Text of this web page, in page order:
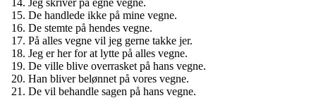
De handlede ikke på mine vegne.
De stemte på hendes vegne.
På alles vegne vil jeg gerne takke jer.
Jeg er her for at lytte på alles vegne.
De ville blive overrasket på hans vegne.
Han bliver belønnet på vores vegne.
De vil behandle sagen på hans vegne.